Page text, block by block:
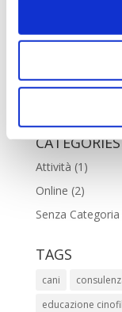
image=”3589″
link=”https://
CATEGORIES
Attività (1)
Online (2)
Senza Categoria
TAGS
cani
educazione